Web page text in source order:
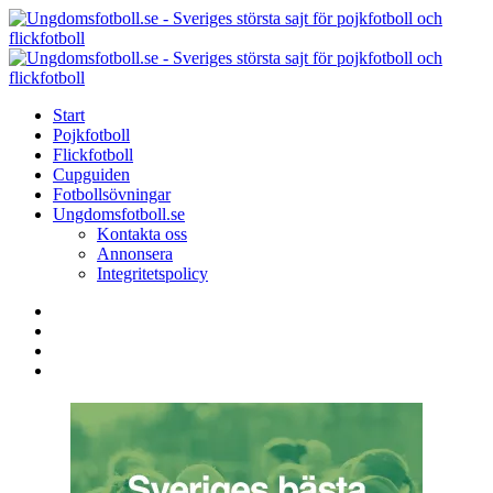
Menu
Search
Menu
Start
Pojkfotboll
Flickfotboll
Cupguiden
Fotbollsövningar
Ungdomsfotboll.se
Kontakta oss
Annonsera
Integritetspolicy